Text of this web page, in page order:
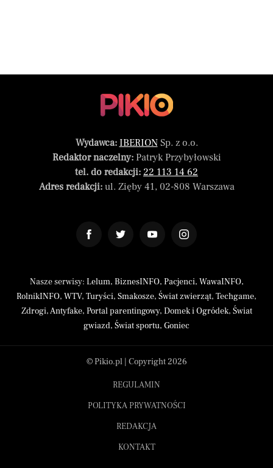
Wydawca: IBERIONSp. z o.o.
Redaktor naczelny:Patryk Przybyłowski
tel. do redakcji: 22 113 14 62
Adres redakcji:ul. Zięby 41, 02-808 Warszawa
Nasze serwisy: Lelum, BiznesINFO, Pacjenci, WawaINFO,
RolnikINFO, WTV, Turyści, Smakosze, Świat zwierząt, Techgame,
Zdrogi,Antyfake, Portal parentingowy, Domek i Ogródek, Świat
gwiazd, Świat sportu, Goniec
© Pikio.pl | Copyright 2026
REGULAMIN
POLITYKA PRYWATNOŚCI
REDAKCJA
KONTAKT